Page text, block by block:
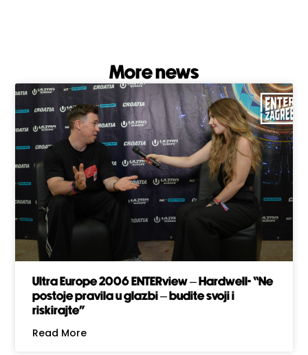
More news
Ultra Europe 2006 ENTERview – Hardwell- “Ne
postoje pravila u glazbi – budite svoji i
riskirajte”
Read More